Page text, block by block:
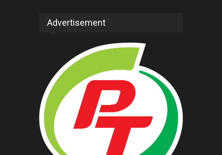
Advertisement